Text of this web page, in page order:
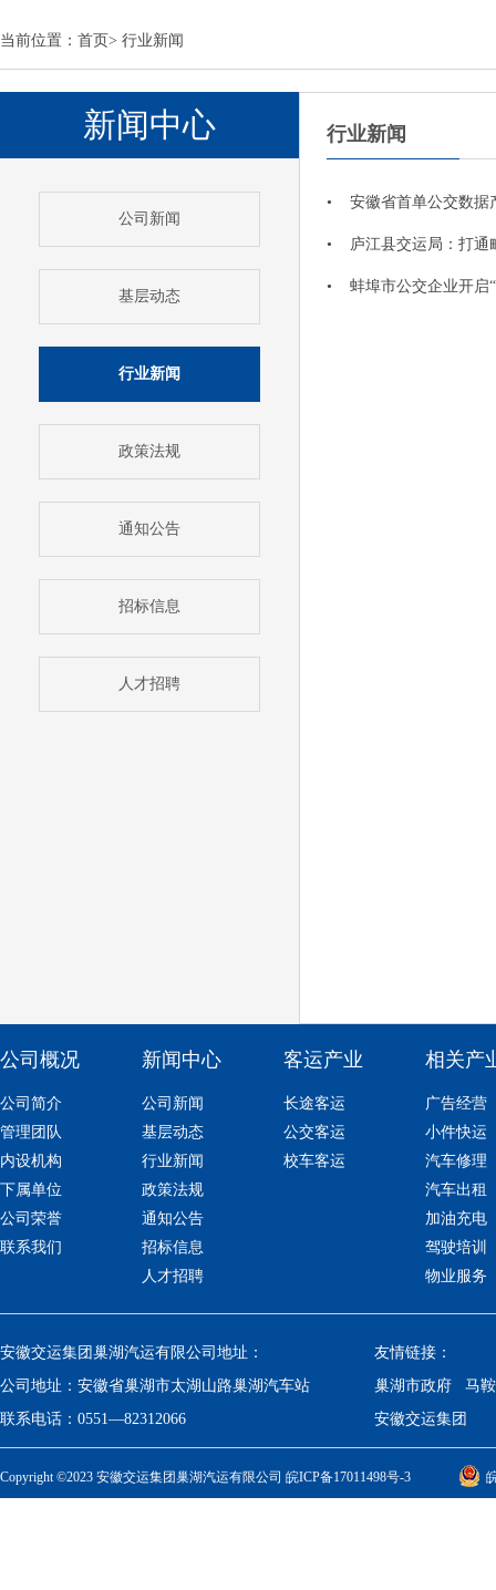
当前位置： 首页> 行业新闻
新闻中心
公司新闻
基层动态
行业新闻
政策法规
通知公告
招标信息
人才招聘
行业新闻
• 安徽省首单公交数据
• 庐江县交运局：打通
• 蚌埠市公交企业开启
公司概况
公司简介
管理团队
内设机构
下属单位
公司荣誉
联系我们
新闻中心
公司新闻
基层动态
行业新闻
政策法规
通知公告
招标信息
人才招聘
客运产业
长途客运
公交客运
校车客运
相关产
广告经营
小件快运
汽车修理
汽车出租
加油充电
驾驶培训
物业服务
安徽交运集团巢湖汽运有限公司地址：
公司地址： 安徽省巢湖市太湖山路巢湖汽车站
联系电话： 0551—82312066
友情链接：
巢湖市政府
马
安徽交运集团
Copyright ©2023 安徽交运集团巢湖汽运有限公司 皖ICP备17011498号-3